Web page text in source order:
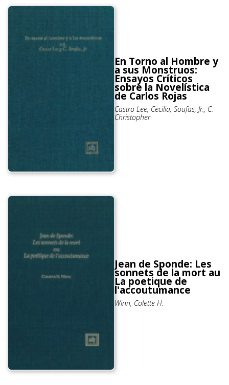
En Torno al Hombre y
a sus Monstruos:
Ensayos Críticos
sobre la Novelística
de Carlos Rojas
Castro Lee, Cecilia; Soufas, Jr., C.
Christopher
Jean de Sponde: Les
sonnets de la mort au
La poetique de
l'accoutumance
Winn, Colette H.